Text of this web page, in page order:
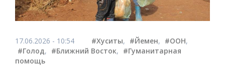
17.06.2026 - 10:54 #Хуситы, #Йемен, #ООН,
#Голод, #Ближний Восток, #Гуманитарная
помощь